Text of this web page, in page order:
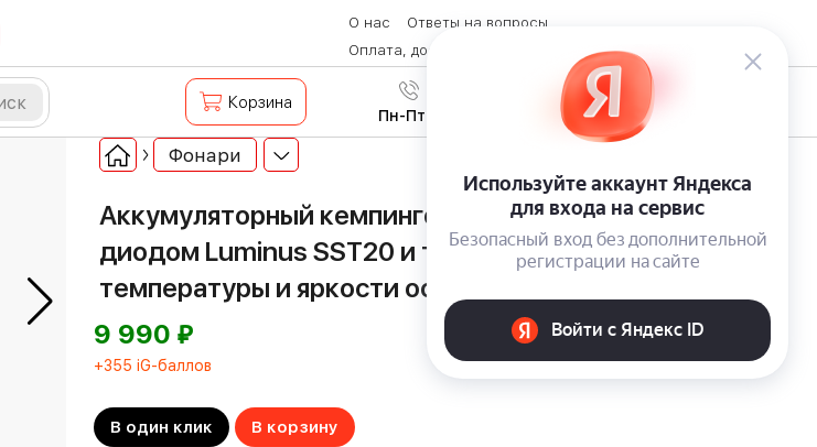
О нас
Ответы на вопросы
Оплата, доставка и возврат товара
Контакты
Корзина 8 (800) 600-28-07
Пн-Пт с 9:00 до 19:00
Фонари
Аккумуляторный кемпинговый фонарь Fenix CL27R с
диодом Luminus SST20 и точной регулировкой
температуры и яркости освещения
9 990 ⃏
+355 iG-баллов
В один клик В корзину